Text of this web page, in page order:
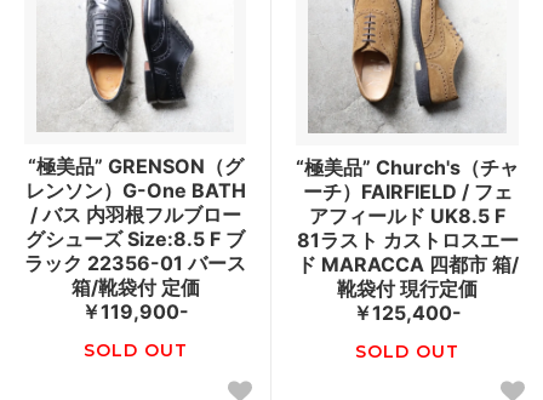
“極美品” GRENSON（グ
レンソン）G-One BATH
/ バス 内羽根フルブロー
グシューズ Size:8.5 F ブ
ラック 22356-01 バース
箱/靴袋付 定価
￥119,900-
SOLD OUT
“極美品” Church's（チャ
ーチ）FAIRFIELD / フェ
アフィールド UK8.5 F
81ラスト カストロスエー
ド MARACCA 四都市 箱/
靴袋付 現行定価
￥125,400-
SOLD OUT